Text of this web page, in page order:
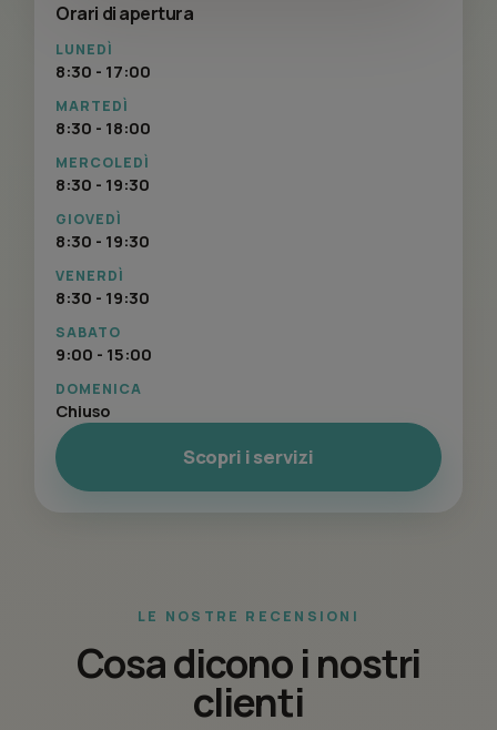
Orari di apertura
LUNEDÌ
8:30 - 17:00
MARTEDÌ
8:30 - 18:00
MERCOLEDÌ
8:30 - 19:30
GIOVEDÌ
8:30 - 19:30
VENERDÌ
8:30 - 19:30
SABATO
9:00 - 15:00
DOMENICA
Chiuso
Scopri i servizi
LE NOSTRE RECENSIONI
Cosa dicono i nostri
clienti